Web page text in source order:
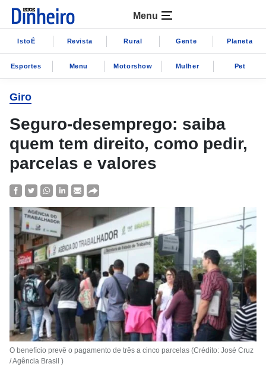
Menu
IstoÉ Revista Rural Gente Planeta
Esportes Menu Motorshow Mulher Pet
Giro
Seguro-desemprego: saiba
quem tem direito, como pedir,
parcelas e valores
O benefício prevê o pagamento de três a cinco parcelas (Crédito: José Cruz
/ Agência Brasil )